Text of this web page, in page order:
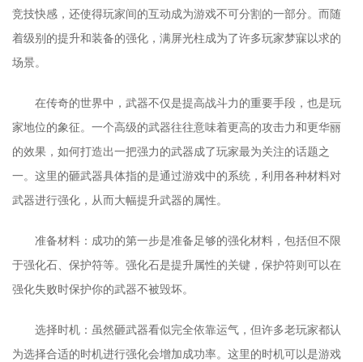
竞技快感，还使得玩家间的互动成为游戏不可分割的一部分。而随
着级别的提升和装备的强化，满屏光柱成为了许多玩家梦寐以求的
场景。
在传奇的世界中，武器不仅是提高战斗力的重要手段，也是玩
家地位的象征。一个高级的武器往往意味着更高的攻击力和更华丽
的效果，如何打造出一把强力的武器成了玩家最为关注的话题之
一。这里的砸武器具体指的是通过游戏中的系统，利用各种材料对
武器进行强化，从而大幅提升武器的属性。
准备材料：成功的第一步是准备足够的强化材料，包括但不限
于强化石、保护符等。强化石是提升属性的关键，保护符则可以在
强化失败时保护你的武器不被毁坏。
选择时机：虽然砸武器看似完全依靠运气，但许多老玩家都认
为选择合适的时机进行强化会增加成功率。这里的时机可以是游戏